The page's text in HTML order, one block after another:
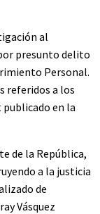
al
presunto delito
Personal.
referidos a los
en la
de la República,
a la justicia
de
Vásquez